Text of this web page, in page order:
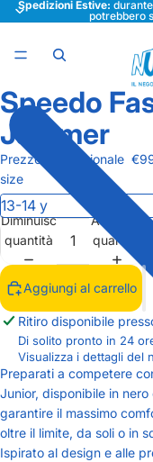
Spedizioni Estive:
potrebbero
Apri
immagine
a
schermo
intero
Apri
immagine
a
schermo
intero
Speedo
Jammer
Prezzo promozionale
size
Diminuisci
quantità
Aumenta
quantità
Aggiungi al carrello
Ritiro disponibile
Di solito pronto in 24
Visualizza i dettagli del
Preparati a competere
Junior, disponibile in
garantire il massimo
oltre il limite, da soli o in
Ispirato al design e alle